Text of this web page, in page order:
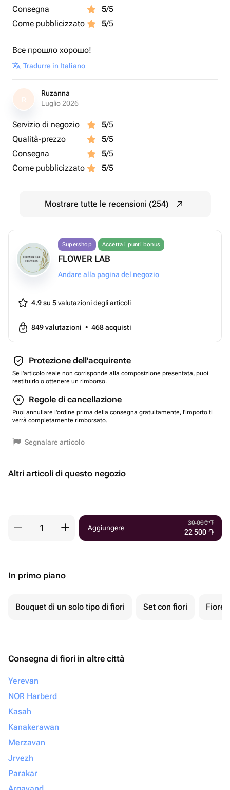
Consegna 5/5
Come pubblicizzato
5/5
Все прошло хорошо!
Tradurre in Italiano
R
Ruzanna
Luglio 2026
Servizio di negozio 5/5
Qualità-prezzo
5/5
Consegna
5/5
Come pubblicizzato
5/5
Mostrare tutte le recensioni (254)
Supershop Accetta i punti bonus
FLOWER LAB
Andare alla pagina del negozio
4.9 su 5valutazioni degli articoli
849valutazioni • 468acquisti
Protezione dell'acquirente
Se l'articolo reale non corrisponde alla composizione presentata, puoi
restituirlo o ottenere un rimborso.
Regole di cancellazione
Puoi annullare l'ordine prima della consegna gratuitamente, l'importo ti
verrà completamente rimborsato.
Segnalare articolo
Altri articoli di questo negozio
Aggiungere
30 000֏
22 500 ֏
In primo piano
Bouquet di un solo tipo di fiori Set con fiori Fiore
Consegna di fiori in altre città
Yerevan
NOR Harberd
Kasah
Kanakerawan
Merzavan
Jrvezh
Parakar